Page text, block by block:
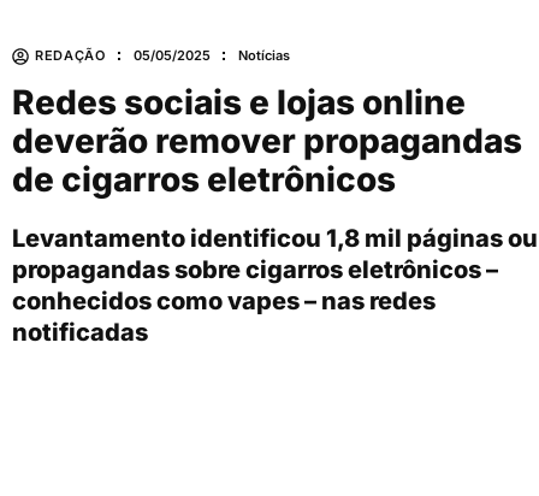
REDAÇÃO 05/05/2025 Notícias
Redes sociais e lojas online
deverão remover propagandas
de cigarros eletrônicos
Levantamento identificou 1,8 mil páginas ou
propagandas sobre cigarros eletrônicos –
conhecidos como vapes – nas redes
notificadas